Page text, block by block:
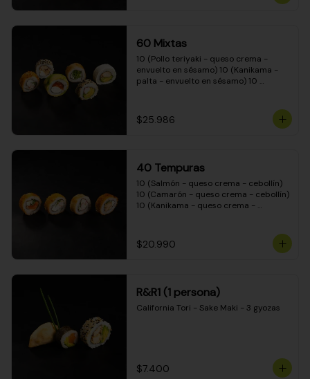
(Pimentón - queso crema - cebollín -
envuelto en masa tempura)
60 Mixtas
10 (Pollo teriyaki - queso crema -
envuelto en sésamo) 10 (Kanikama -
palta - envuelto en sésamo) 10
envuelto en queso crema) 10
(Camarón - queso crema - cebollín -
$25.986
40 Tempuras
10 (Salmón - queso crema - cebollín)
10 (Camarón - queso crema - cebollín)
10 (Kanikama - queso crema -
$20.990
R&R1 (1 persona)
California Tori - Sake Maki - 3 gyozas
$7.400